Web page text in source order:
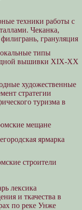
техники работы с
Чеканка,
грануляция
типы
вышивки ХIХ-ХХ
художественные
стратегии
туризма в
мещане
ярмарка
строители
лексика
и ткачества в
по реке Унже